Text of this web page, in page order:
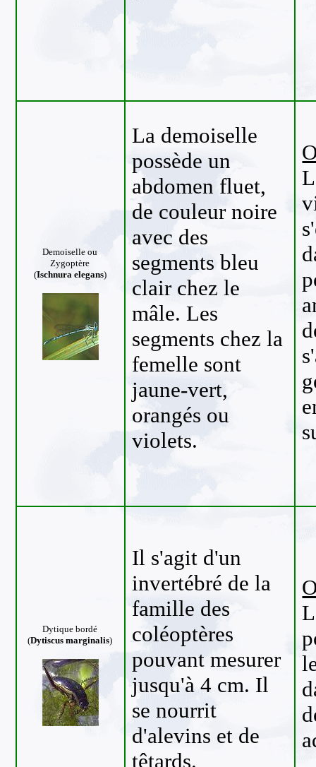
Demoiselle ou
Zygoptère
(Ischnura elegans)
La demoiselle
possède un
abdomen fluet,
de couleur noire
avec des
segments bleu
clair chez le
mâle. Les
segments chez la
femelle sont
jaune-vert,
orangés ou
violets.
Dytique bordé
(Dytiscus marginalis)
Il s'agit d'un
invertébré de la
famille des
coléoptères
pouvant mesurer
jusqu'à 4 cm. Il
se nourrit
d'alevins et de
têtards.